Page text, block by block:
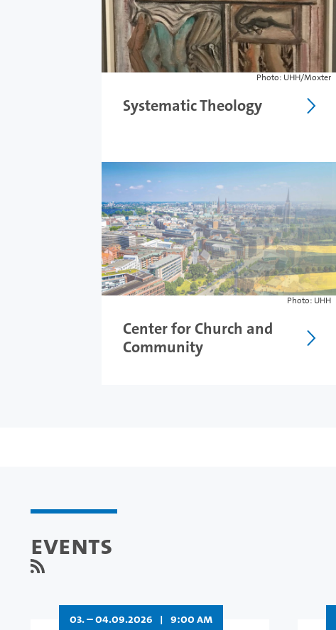
Photo: UHH/Moxter
Systematic Theology
Photo: UHH
Center for Church and
Community
Events
03. – 04.09.2026 | 9:00 AM